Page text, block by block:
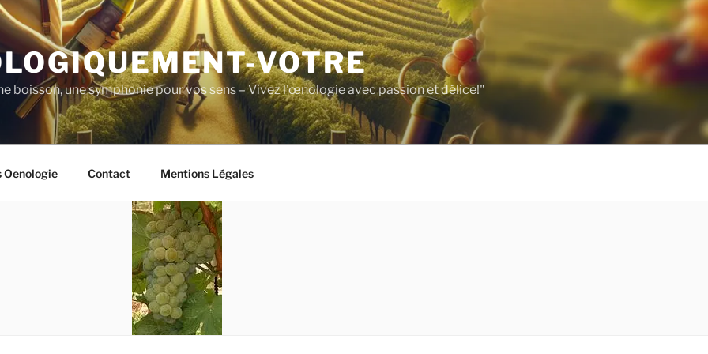
VOTRE
boisson, une symphonie pour vos sens – Vivez l'œnologie avec passion et délice!"
Oenologie Contact Mentions Légales